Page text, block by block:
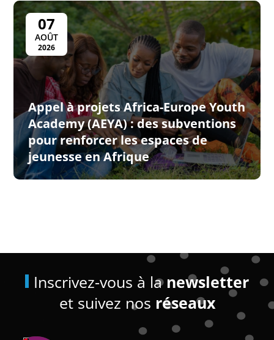
07
AOÛT
2026
Appel à projets Africa-Europe Youth
Academy (AEYA) : des subventions
pour renforcer les espaces de
jeunesse en Afrique
Inscrivez-vous à lanewsletter
et suivez nos réseaux